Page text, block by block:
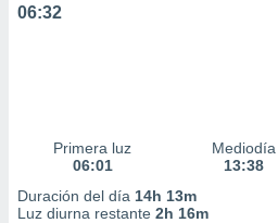
06:32
Primera luz
06:01
Mediodía
13:38
Duración del día 14h 13m
Luz diurna restante 2h 16m